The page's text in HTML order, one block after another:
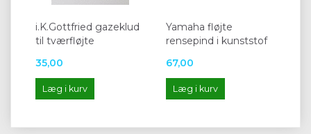
i.K.Gottfried gazeklud
til tværfløjte
35,00
Læg i kurv
Yamaha fløjte
rensepind i kunststof
67,00
Læg i kurv